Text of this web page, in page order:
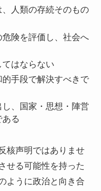
人類の存続そのもの
険を評価し、社会へ
はならない
手段で解決すべきで
、国家・思想・陣営
る
核声明ではありませ
せる可能性を持った
ように政治と向き合